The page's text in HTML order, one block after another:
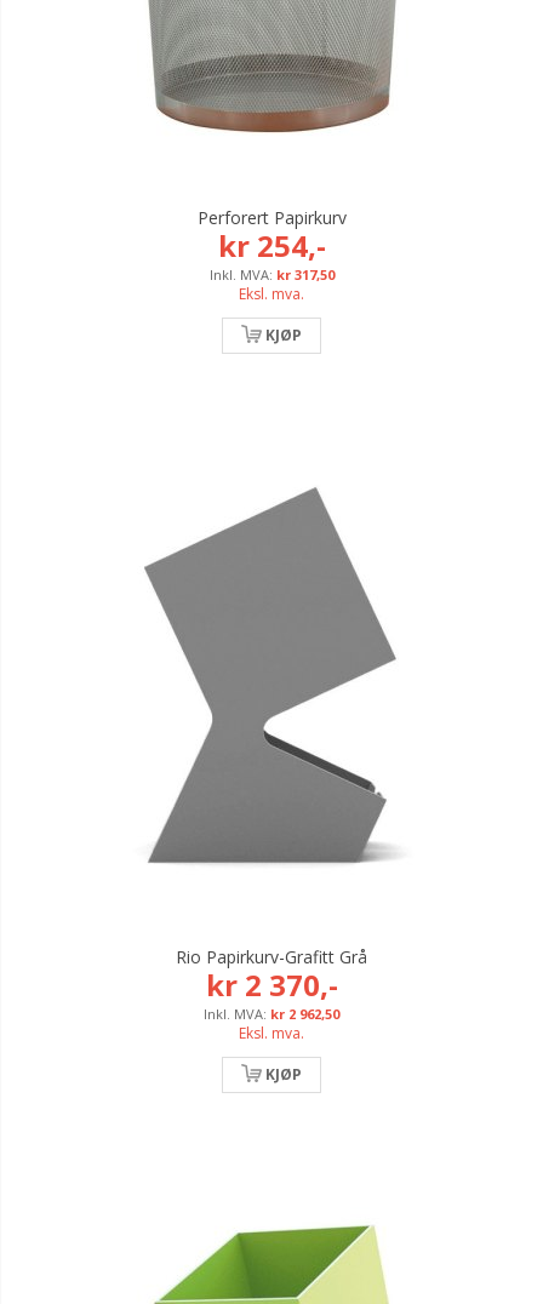
Perforert Papirkurv
kr 254,-
kr 317,50
Eksl. mva.
KJØP
Rio Papirkurv-Grafitt Grå
kr 2 370,-
kr 2 962,50
Eksl. mva.
KJØP